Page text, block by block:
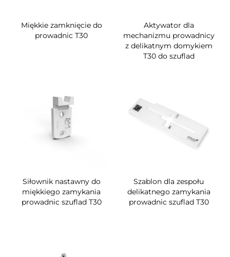
Miękkie zamknięcie do
prowadnic T30
Aktywator dla
mechanizmu prowadnicy
z delikatnym domykiem
T30 do szuflad
Siłownik nastawny do
miękkiego zamykania
prowadnic szuflad T30
Szablon dla zespołu
delikatnego zamykania
prowadnic szuflad T30